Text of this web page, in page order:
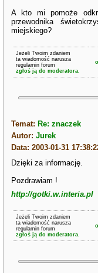
A kto mi pomoże
przewodnika
miejskiego?
Jeżeli Twoim zdaniem
ta wiadomość narusza
regulamin forum
zgłoś ją do moderatora.
Temat: Re: znaczek
Autor:Jurek
Data: 2003-01-31
Dzięki za informację.
Pozdrawiam !
http://gotki.w.interia.pl
Jeżeli Twoim zdaniem
ta wiadomość narusza
regulamin forum
zgłoś ją do moderatora.